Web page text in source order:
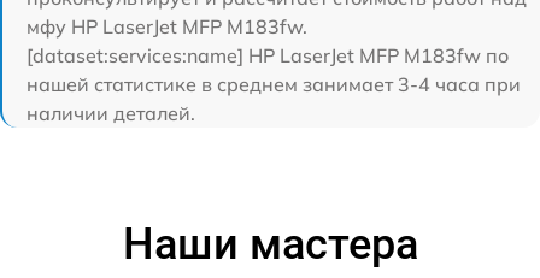
мфу HP LaserJet MFP M183fw.
[dataset:services:name] HP LaserJet MFP M183fw по
нашей статистике в среднем занимает 3-4 часа при
наличии деталей.
Наши мастера